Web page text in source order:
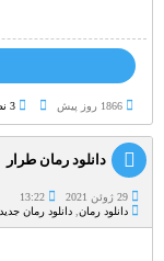
1866 روز پيش 3 نظر
دانلود رمان طرار
29 ژوئن 2021
13:22
دانلود رمان, دانلود رمان جدید